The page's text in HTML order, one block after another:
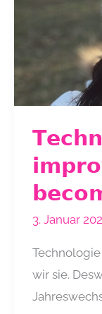
3. Januar
wir sie.